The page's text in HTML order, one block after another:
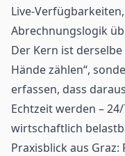
Live-
Abrechnungslogik
Der Kern ist
Hände zählen“,
erfassen, dass
Echtzeit werden –
wirtschaftlich
Praxisblick aus Graz: